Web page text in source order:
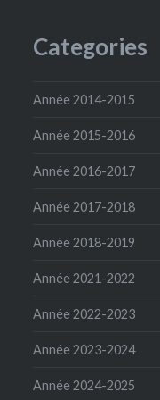
Categories
Année 2014-2015
Année 2015-2016
Année 2016-2017
Année 2017-2018
Année 2018-2019
Année 2021-2022
Année 2022-2023
Année 2023-2024
Année 2024-2025